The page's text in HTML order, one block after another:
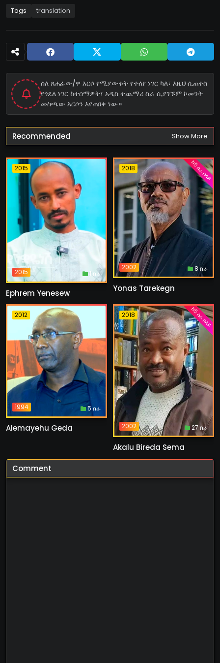
Tags translation
ስለ ጸሐፊው/ዋ እርሶ የሚያውቁት የተለየ ነገር ካለ፣ እዚህ ሲጠቀስ
የጎደለ ነገር ከተሰማዎት፣ አዲስ ተጨማሪ ስራ ሲያገኙም ኮመንት
መስጫው እርሶን እየጠበቀ ነው።
Recommended Show More
2015
2015 1 ስራ
Ephrem Yenesew
2018
2002 8 ስራ
ከ5 ስራ በላይ
Yonas Tarekegn
2012
1994 5 ስራ
Alemayehu Geda
2018
2002 27 ስራ
ከ5 ስራ በላይ
Akalu Bireda Sema
Comment